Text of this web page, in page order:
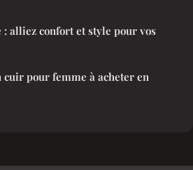
alliez confort et style pour vos
cuir pour femme à acheter en